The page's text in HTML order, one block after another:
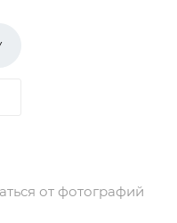
от фотографий